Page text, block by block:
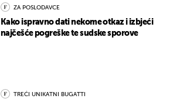
ZA POSLODAVCE
Kako ispravno dati nekome otkaz i izbjeći
najčešće pogreške te sudske sporove
TREĆI UNIKATNI BUGATTI